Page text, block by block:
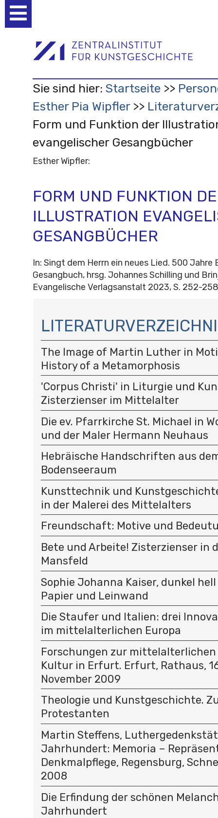
Werkzeuge
Sie sind hier: Startseite
Esther Pia Wipfler
Form und Funktion der
evangelischer Gesangbücher
Esther Wipfler:
FORM UND FUNKTION
ILLUSTRATION
GESANGBÜCHER
In: Singt dem Herrn ein neues Lied. 500 Jahre
Gesangbuch, hrsg. Johannes Schilling und
Evangelische Verlagsanstalt 2023, S. 252-258
A
V
I
G
A
T
I
O
N
The Image of Martin Luther in
History of a Metamorphosis
'Corpus Christi' in Liturgie und
Zisterzienser im Mittelalter
Die ev. Pfarrkirche St. Michael in
und der Maler Hermann Neuhaus
Hebräische Handschriften aus
Bodenseeraum
Kunsttechnik und
in der Malerei des Mittelalters
Freundschaft: Motive und
Bete und Arbeite! Zisterzienser in
Mansfeld
Sophie Johanna Kaiser, dunkel
Papier und Leinwand
Die Staufer und Italien: drei
im mittelalterlichen Europa
Forschungen zur
Kultur in Erfurt. Erfurt, Rathaus,
November 2009
Theologie und Kunstgeschichte.
Protestanten
Martin Steffens,
Jahrhundert: Memoria –
Denkmalpflege, Regensburg,
2008
Die Erfindung der schönen
Jahrhundert